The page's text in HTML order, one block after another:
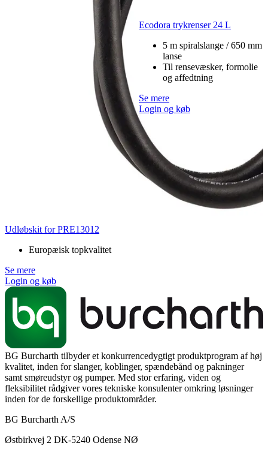
Udløbskit for PRE13012
Europæisk topkvalitet
Se mere
Login og køb
Ecodora trykrenser 24 L
5 m spiralslange / 650 mm
lanse
Til rensevæsker, formolie
og affedtning
Se mere
Login og køb
BG Burcharth tilbyder et konkurrencedygtigt produktprogram af høj
kvalitet, inden for slanger, koblinger, spændebånd og pakninger
samt smøreudstyr og pumper. Med stor erfaring, viden og
fleksibilitet rådgiver vores tekniske konsulenter omkring løsninger
inden for de forskellige produktområder.
BG Burcharth A/S
Østbirkvej 2 DK-5240 Odense NØ